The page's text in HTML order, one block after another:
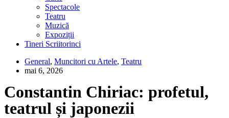
Spectacole
Teatru
Muzică
Expoziții
Tineri Scriitorinci
General, Muncitori cu Artele, Teatru
mai 6, 2026
Constantin Chiriac: profetul,
teatrul și japonezii